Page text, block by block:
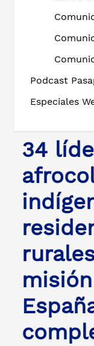
Podcast
Especiales
34